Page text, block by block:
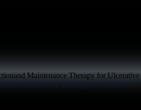
Maintenance Therapy for Ulcerative